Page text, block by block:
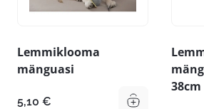
Lemmiklooma
mänguasi
5,10 €
38cm